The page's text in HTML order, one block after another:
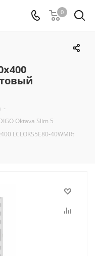
0
-
Oktava Slim 5
LСLOKS5E80-40WMRt